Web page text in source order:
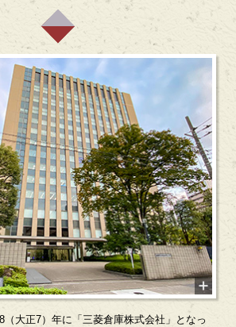
（大正7）年に「三菱倉庫株式会社」となっ